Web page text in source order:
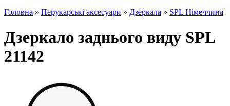
Головна » Перукарські аксесуари » Дзеркала » SPL Німеччина
Дзеркало заднього виду SPL
21142